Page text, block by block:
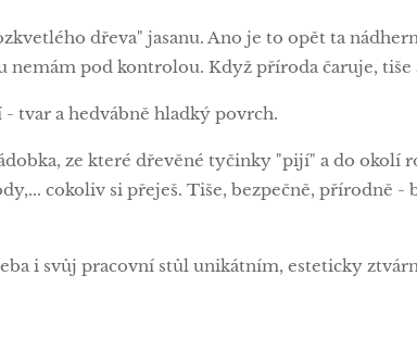
dřeva" jasanu. Ano je to opět ta
nemám pod kontrolou. Když příroda čaruje,
tvar a hedvábně hladký povrch.
ze které dřevěné tyčinky "pijí" a do
cokoliv si přeješ. Tiše, bezpečně, přírodně -
i svůj pracovní stůl unikátním, esteticky